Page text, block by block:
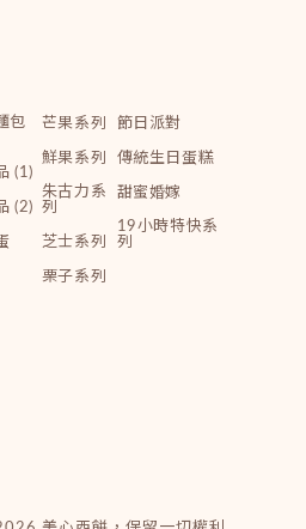
包
(1)
(2)
芒果系列
鮮果系列
朱古力系
列
芝士系列
栗子系列
節日派對
傳統生日蛋糕
甜蜜婚嫁
19小時特快系
列